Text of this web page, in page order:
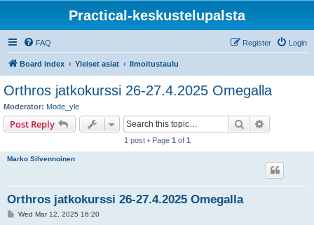
Practical-keskustelupalsta
FAQ Login
Register
Board index Yleiset asiat Ilmoitustaulu
Orthros jatkokurssi 26-27.4.2025 Omegalla
Moderator: Mode_yle
Post Reply Search
1 post • Page 1 of 1
Marko Silvennoinen
Orthros jatkokurssi 26-27.4.2025 Omegalla
PWed Mar 12, 2025 16:20